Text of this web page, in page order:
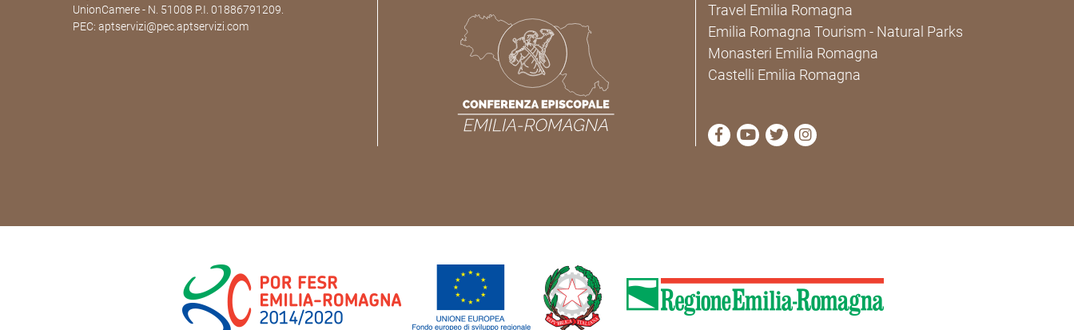
UnionCamere - N. 51008 P.I. 01886791209.
PEC: aptservizi@pec.aptservizi.com
Travel Emilia Romagna
Emilia Romagna Tourism - Natural Parks
Monasteri Emilia Romagna
Castelli Emilia Romagna
visit Cammini Emilia-Romagna Facebook profile page
visit Cammini Emilia-Romagna YouTube profile
visit Cammini Emilia-Romagna Twitter profile
visit Cammini Emilia-Romagna